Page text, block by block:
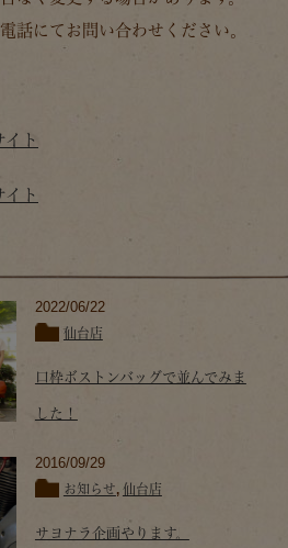
話にてお問い合わせください。
ト
ト
2022/06/22
仙台店
口枠ボストンバッグで並んでみま
した！
2016/09/29
お知らせ, 仙台店
サヨナラ企画やります。